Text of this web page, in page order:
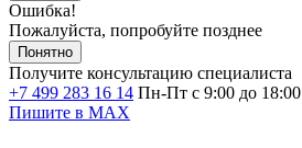
Ошибка!
Пожалуйста, попробуйте позднее
Понятно
Получите консультацию специалиста
+7 499 283 16 14 Пн-Пт с 9:00 до 18:00
Пишите в MAX